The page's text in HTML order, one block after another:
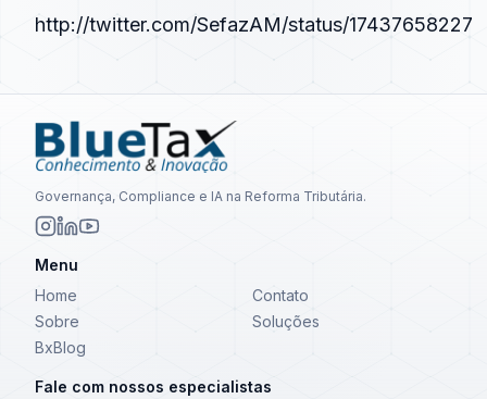
http://twitter.com/SefazAM/status/17437658227
Governança, Compliance e IA na Reforma Tributária.
Menu
Home
Contato
Sobre
Soluções
BxBlog
Fale com nossos especialistas